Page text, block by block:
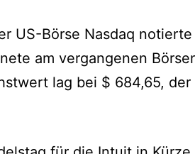
US-Börse Nasdaq
am vergangenen
lag bei $ 684,65,